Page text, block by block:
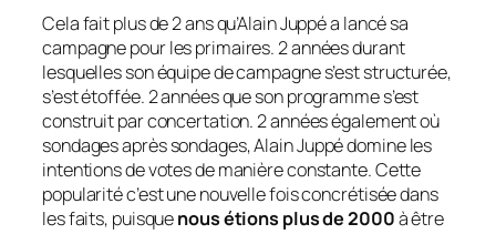
Cela fait plus de 2 ans qu’Alain Juppé a lancé sa
campagne pour les primaires. 2 années durant
lesquelles son équipe de campagne s’est structurée,
s’est étoffée. 2 années que son programme s’est
construit par concertation. 2 années également où
sondages après sondages, Alain Juppé domine les
intentions de votes de manière constante. Cette
popularité c’est une nouvelle fois concrétisée dans
les faits, puisquenous étions plus de 2000à être